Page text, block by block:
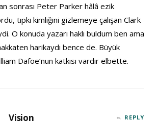
sonrası Peter Parker hâlâ ezik
tıpkı kimliğini gizlemeye çalışan Clark
O konuda yazarı haklı buldum ben ama
harikaydı bence de. Büyük
Dafoe’nun katkısı vardır elbette.
Vision REPLY